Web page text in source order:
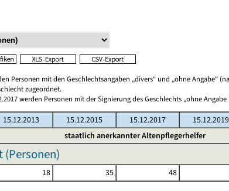
Personen mit den Geschlechtsangaben „divers“ und „ohne Angabe“
zugeordnet.
werden Personen mit der Signierung des Geschlechts „ohne
15.12.2013 15.12.2015 15.12.2017 15.12.2019
staatlich anerkannter Altenpflegerhelfer
(Personen)
18 35 48